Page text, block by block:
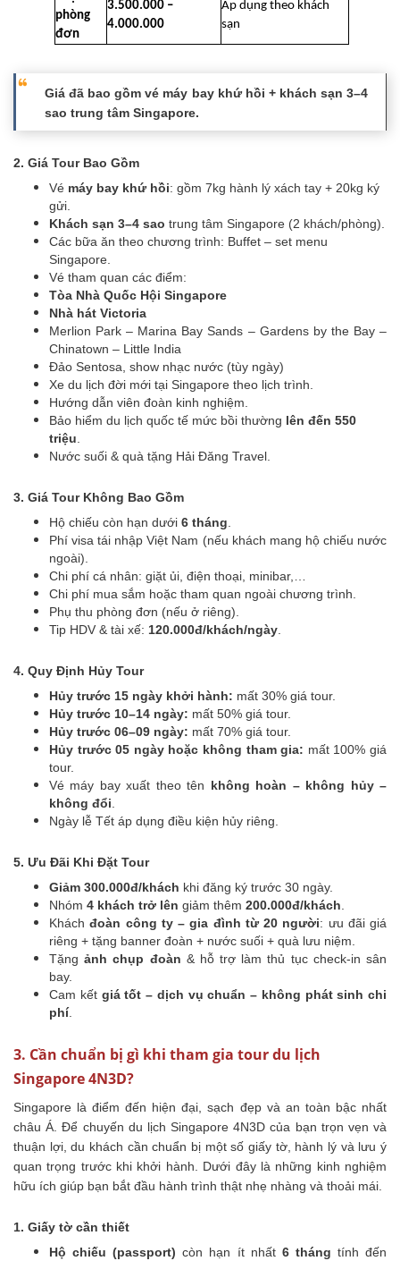
phòng
đơn
3.500.000 –
4.000.000
Áp dụng theo khách
sạn
Giá đã bao gồm vé máy bay khứ hồi + khách sạn 3–4
sao trung tâm Singapore.
2. Giá Tour Bao Gồm
Vé máy bay khứ hồi: gồm 7kg hành lý xách tay + 20kg ký
gửi.
Khách sạn 3–4 sao trung tâm Singapore (2 khách/phòng).
Các bữa ăn theo chương trình: Buffet – set menu
Singapore.
Vé tham quan các điểm:
Tòa Nhà Quốc Hội Singapore
Nhà hát Victoria
Merlion Park – Marina Bay Sands – Gardens by the Bay –
Chinatown – Little India
Đảo Sentosa, show nhạc nước (tùy ngày)
Xe du lịch đời mới tại Singapore theo lịch trình.
Hướng dẫn viên đoàn kinh nghiệm.
Bảo hiểm du lịch quốc tế mức bồi thường lên đến 550
triệu
Nước suối & quà tặng Hải Đăng Travel.
3. Giá Tour Không Bao Gồm
Hộ chiếu còn hạn dưới 6 tháng
Phí visa tái nhập Việt Nam (nếu khách mang hộ chiếu nước
ngoài).
Chi phí cá nhân: giặt ủi, điện thoại, minibar,…
Chi phí mua sắm hoặc tham quan ngoài chương trình.
Phụ thu phòng đơn (nếu ở riêng).
Tip HDV & tài xế: 120.000đ/khách/ngày
4. Quy Định Hủy Tour
Hủy trước 15 ngày khởi hành: mất 30% giá tour.
Hủy trước 10–14 ngày: mất 50% giá tour.
Hủy trước 06–09 ngày: mất 70% giá tour.
Hủy trước 05 ngày hoặc không tham gia: mất 100% giá
tour.
Vé máy bay xuất theo tên không hoàn – không hủy –
không đổi
Ngày lễ Tết áp dụng điều kiện hủy riêng.
5. Ưu Đãi Khi Đặt Tour
Giảm 300.000đ/khách khi đăng ký trước 30 ngày.
Nhóm 4 khách trở lên giảm thêm 200.000đ/khách
Kháchđoàn công ty – gia đình từ 20 người: ưu đãi giá
riêng + tặng banner đoàn + nước suối + quà lưu niệm.
Tặngảnh chụp đoàn & hỗ trợ làm thủ tục check-in sân
bay.
Cam kết giá tốt – dịch vụ chuẩn – không phát sinh chi
phí.
3. Cần chuẩn bị gì khi tham gia tour du lịch
Singapore 4N3D?
Singapore là điểm đến hiện đại, sạch đẹp và an toàn bậc nhất
châu Á. Để chuyến du lịch Singapore 4N3D của bạn trọn vẹn và
thuận lợi, du khách cần chuẩn bị một số giấy tờ, hành lý và lưu ý
quan trọng trước khi khởi hành. Dưới đây là những kinh nghiệm
hữu ích giúp bạn bắt đầu hành trình thật nhẹ nhàng và thoải mái.
1. Giấy tờ cần thiết
Hộ chiếu (passport) còn hạn ít nhất 6 tháng tính đến